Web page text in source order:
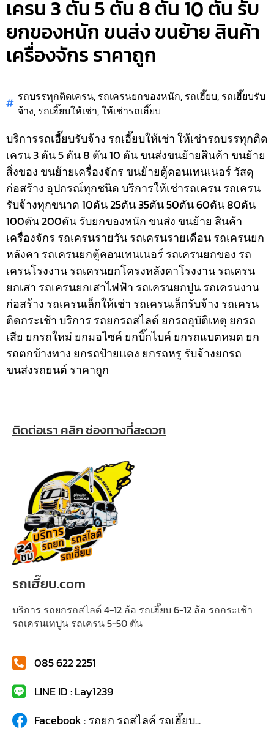
เครน 3 ตัน 5 ตัน 8 ตัน 10 ตัน รับ
ยกของหนัก ขนส่ง ขนย้าย สินค้า
เครื่องจักร ราคาถูก
รถบรรทุกติดเครน, รถเครนยกของหนัก, รถเฮี๊ยบ, รถเฮี๊ยบรับ
จ้าง, รถเฮี๊ยบให้เช่า,ให้เช่ารถเฮี๊ยบ
บริการรถเฮี๊ยบรับจ้าง รถเฮี๊ยบให้เช่า ให้เช่ารถบรรทุกติด
เครน 3 ตัน 5 ตัน 8 ตัน 10 ตัน ขนส่งขนย้ายสินค้า ขนย้าย
สิ่งของ ขนย้ายเครื่องจักร ขนย้ายตู้คอนเทนเนอร์ วัสดุ
ก่อสร้าง อุปกรณ์ทุกชนิดบริการให้เช่ารถเครน รถเครน
รับจ้างทุกขนาด 10ตัน 25ตัน 35ตัน 50ตัน 60ตัน 80ตัน
100ตัน 200ตัน รับยกของหนัก ขนส่ง ขนย้าย สินค้า
เครื่องจักร รถเครนรายวัน รถเครนรายเดือน รถเครนยก
หลังคา รถเครนยกตู้คอนเทนเนอร์ รถเครนยกของ รถ
เครนโรงงาน รถเครนยกโครงหลังคาโรงงาน รถเครน
ยกเสา รถเครนยกเสาไฟฟ้า รถเครนยกปูน รถเครนงาน
ก่อสร้าง รถเครนเล็กให้เช่า รถเครนเล็กรับจ้าง รถเครน
ติดกระเช้าบริการ รถยกรถสไลด์ ยกรถอุบัติเหตุ ยกรถ
เสีย ยกรถใหม่ ยกมอไซค์ ยกบิ๊กไบค์ ยกรถแบตหมด ยก
รถตกข้างทาง ยกรถป้ายแดง ยกรถหรู รับจ้างยกรถ
ขนส่งรถยนต์ ราคาถูก
ติดต่อเรา คลิก ช่องทางที่สะดวก
รถเฮี๊ยบ.com
บริการ รถยกรถสไลด์ 4-12 ล้อ รถเฮี๊ยบ 6-12 ล้อ รถกระเช้า
รถเครนเทปูน รถเครน 5-50 ตัน
085 622 2251
LINE ID : Lay1239
Facebook : รถยก รถสไลค์ รถเฮี๊ยบ...